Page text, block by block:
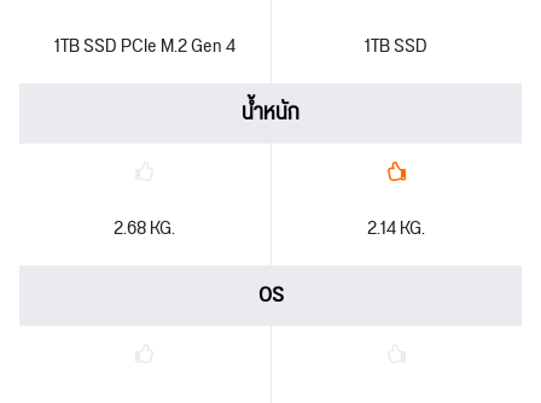
1TB SSD PCIe M.2 Gen 4 1TB SSD
น้ำหนัก
2.68 KG. 2.14 KG.
OS